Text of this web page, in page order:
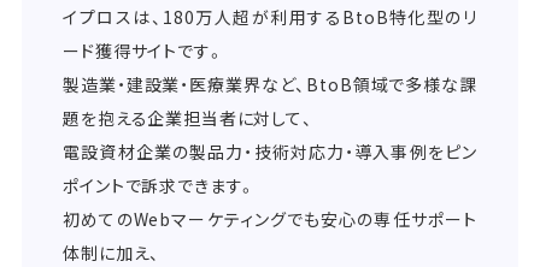
イプロスは、180万人超が利用するBtoB特化型のリ
ード獲得サイトです。
製造業・建設業・医療業界など、BtoB領域で多様な課
題を抱える企業担当者に対して、
電設資材企業の製品力・技術対応力・導入事例をピン
ポイントで訴求できます。
初めてのWebマーケティングでも安心の専任サポート
体制に加え、